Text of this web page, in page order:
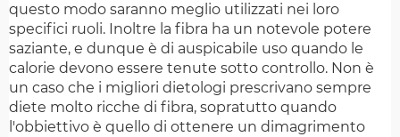
questo modo saranno meglio utilizzati nei loro
specifici ruoli. Inoltre la fibra ha un notevole potere
saziante, e dunque è di auspicabile uso quando le
calorie devono essere tenute sotto controllo. Non è
un caso che i migliori dietologi prescrivano sempre
diete molto ricche di fibra, sopratutto quando
l'obbiettivo è quello di ottenere un dimagrimento